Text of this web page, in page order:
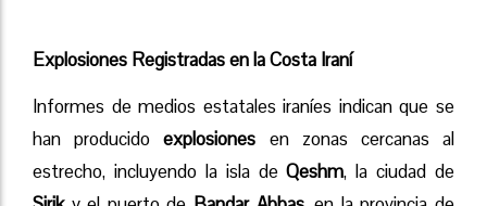
Explosiones Registradas en la Costa Iraní
Informes de medios estatales iraníes indican que se
han producidoexplosiones en zonas cercanas al
estrecho, incluyendo la isla deQeshm, la ciudad de